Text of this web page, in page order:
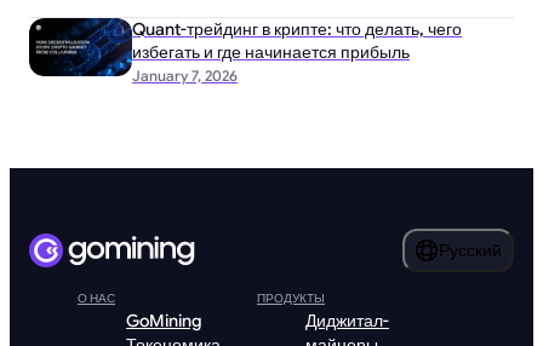
January 7, 2026
Quant-трейдинг в крипте: что делать, чего
избегать и где начинается прибыль
Русский
О НАС
GoMining
ПРОДУКТЫ
Диджитал-